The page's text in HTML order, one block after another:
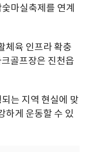
마실축제를 연계
체육 인프라 확충
골프장은 진천읍
는 지역 현실에 맞
하게 운동할 수 있